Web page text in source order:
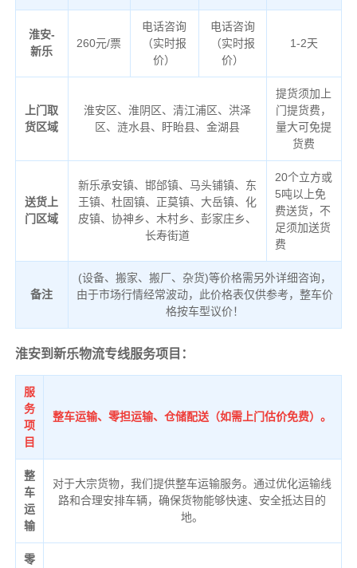
淮安-
新乐
260元/票
电话咨询
（实时报
价）
电话咨询
（实时报
价）
1-2天
上门取
货区域
淮安区、淮阴区、清江浦区、洪泽
区、涟水县、盱眙县、金湖县
提货须加上
门提货费，
量大可免提
货费
送货上
门区域
新乐承安镇、邯邰镇、马头铺镇、东
王镇、杜固镇、正莫镇、大岳镇、化
皮镇、协神乡、木村乡、彭家庄乡、
长寿街道
20个立方或
5吨以上免
费送货，不
足须加送货
费
备注
(设备、搬家、搬厂、杂货)等价格需另外详细咨询，
由于市场行情经常波动，此价格表仅供参考，整车价
格按车型议价！
淮安到新乐物流专线服务项目：
服
务
项
目
整车运输、零担运输、仓储配送（如需上门估价免费）。
整
车
运
输
对于大宗货物，我们提供整车运输服务。通过优化运输线
路和合理安排车辆，确保货物能够快速、安全抵达目的
地。
零